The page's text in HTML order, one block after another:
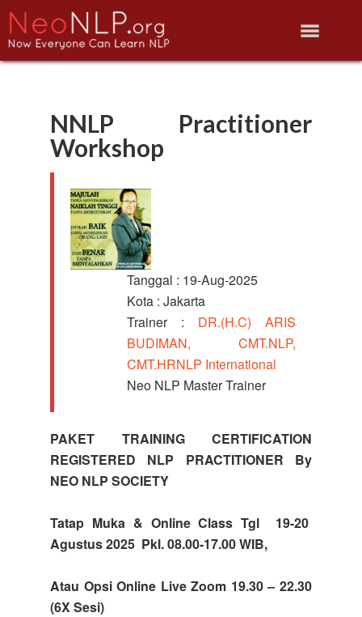
NNLP Practitioner
Workshop
Tanggal : 19-Aug-2025
Kota : Jakarta
Trainer : DR.(H.C) ARIS
BUDIMAN, CMT.NLP,
CMT.HRNLP International
Neo NLP Master Trainer
PAKET TRAINING CERTIFICATION
REGISTERED NLP PRACTITIONER By
NEO NLP SOCIETY
Tatap Muka & Online Class Tgl 19-20
Agustus 2025 Pkl. 08.00-17.00 WIB,
Atau Opsi Online Live Zoom 19.30 – 22.30
(6X Sesi)